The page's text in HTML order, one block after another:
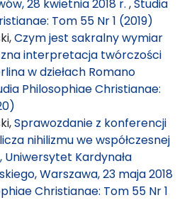
28 kwietnia 2018 r. ,Studia
Tom 55 Nr 1 (2019)
Czym jest sakralny wymiar
interpretacja twórczości
w dziełach Romano
Philosophiae Christianae:
Sprawozdanie z konferencji
nihilizmu we współczesnej
Uniwersytet Kardynała
Warszawa, 23 maja 2018
Christianae: Tom 55 Nr 1